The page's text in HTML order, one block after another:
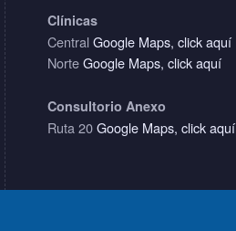
Clínicas
CentralGoogle Maps, click aquí
NorteGoogle Maps, click aquí
Consultorio Anexo
Ruta 20Google Maps, click aquí